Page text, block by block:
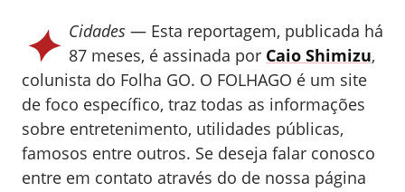
✦ Cidades — Esta reportagem, publicada há
87 meses, é assinada por Caio Shimizu,
colunista do Folha GO. O FOLHAGO é um site
de foco específico, traz todas as informações
sobre entretenimento, utilidades públicas,
famosos entre outros. Se deseja falar conosco
entre em contato através do de nossa página